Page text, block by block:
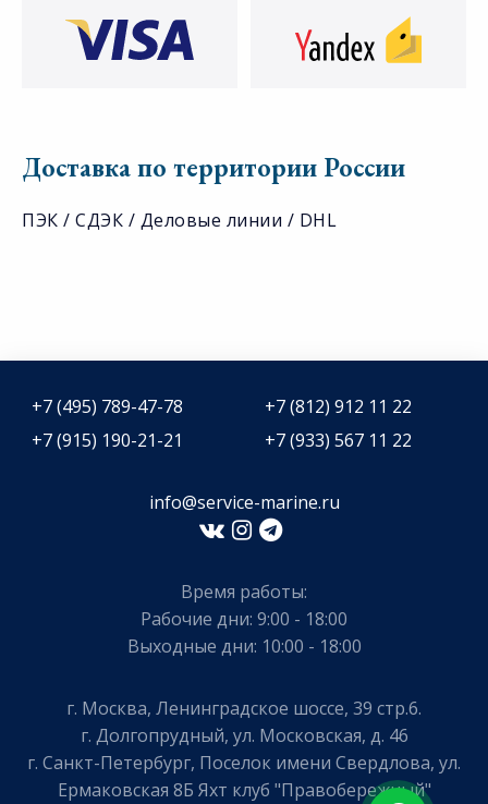
Доставка по территории России
ПЭК / СДЭК / Деловые линии / DHL
+7 (495) 789-47-78
+7 (812) 912 11 22
+7 (915) 190-21-21
+7 (933) 567 11 22
info@service-marine.ru​​
Время работы:
Рабочие дни: 9:00 - 18:00
Выходные дни: 10:00 - 18:00
г. Москва, Ленинградское шоссе, 39 стр.6.
г. Долгопрудный, ул. Московская, д. 46
г. Санкт-Петербург, Поселок имени Свердлова, ул.
Ермаковская 8Б Яхт клуб "Правобережный"